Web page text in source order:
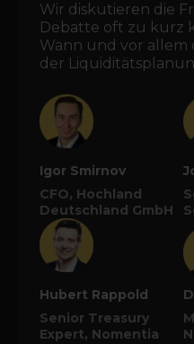
Wir diskutieren die
Debatte oft zu kurz
Wann und vor allem
der
Igor Smirnov
CFO, Hochland
Deutschland GmbH
Hubert Rappold
Senior Treasury
Expert, Nomentia